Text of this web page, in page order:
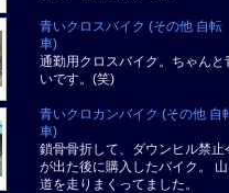
青いクロスバイク (その他 自転
車)
通勤用クロスバイク。ちゃんと
いです。(笑)
青いクロカンバイク (その他 自
車)
鎖骨骨折して、ダウンヒル禁止
が出た後に購入したバイク。 山
道を走りまくってました。